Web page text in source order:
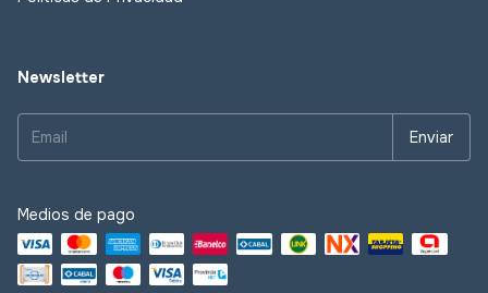
de arrepentimiento
Copyright Las Lupes - 2026. Todos los derechos reservados.